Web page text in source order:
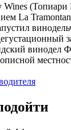
Wines
La